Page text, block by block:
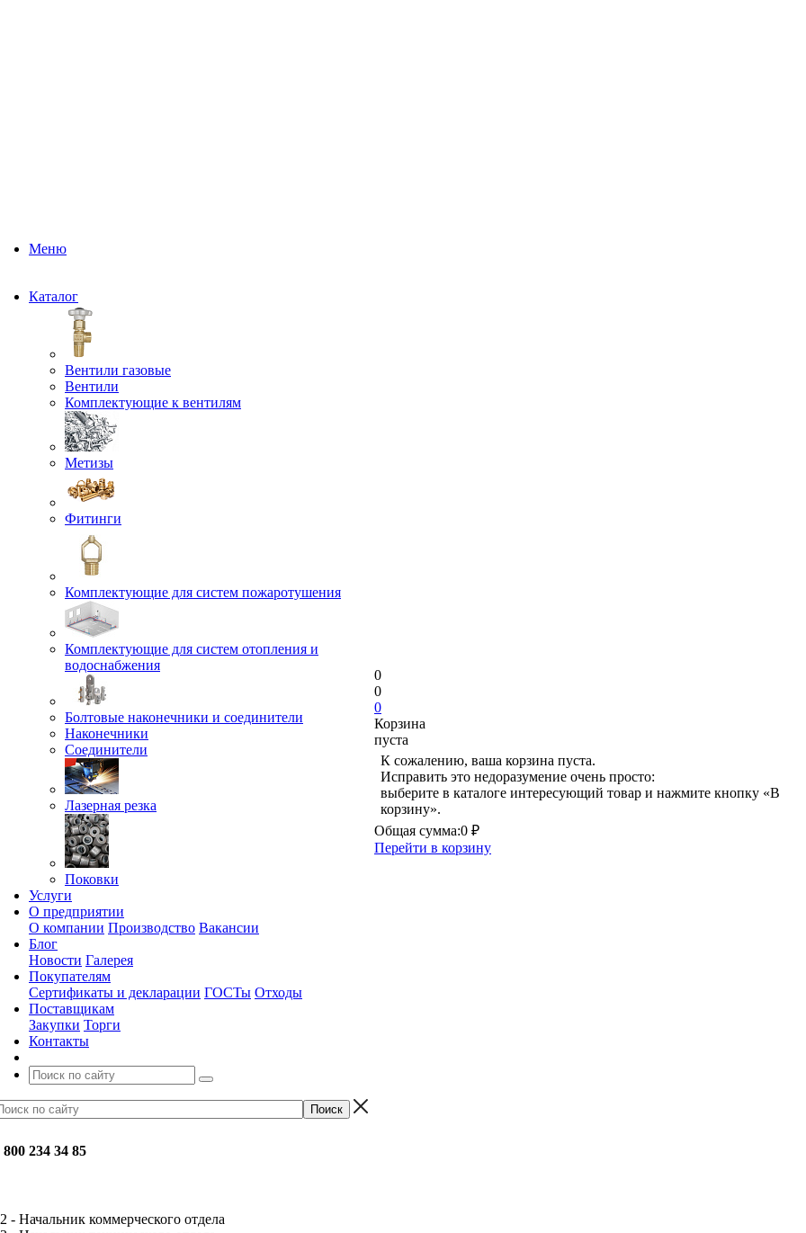
Меню
Каталог
Вентили газовые
Вентили
Комплектующие к вентилям
Метизы
Фитинги
Комплектующие для систем пожаротушения
Комплектующие для систем отопления и
водоснабжения
Болтовые наконечники и соединители
Наконечники
Соединители
Лазерная резка
Поковки
Услуги
О предприятии
О компании Производство Вакансии
Блог
Новости Галерея
Покупателям
Сертификаты и декларации ГОСТы Отходы
Поставщикам
Закупки Торги
Контакты
800 234 34 85
- Начальник коммерческого отдела
0
0
0
Корзина
пуста
К сожалению, ваша корзина пуста.
Исправить это недоразумение очень просто:
выберите в каталоге интересующий товар и нажмите кнопку «В
корзину».
Общая сумма:0 ₽
Перейти в корзину